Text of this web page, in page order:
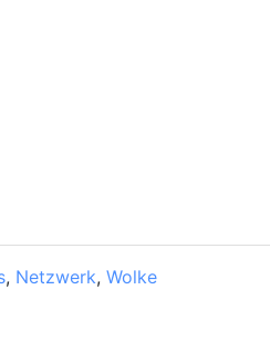
, Netzwerk, Wolke